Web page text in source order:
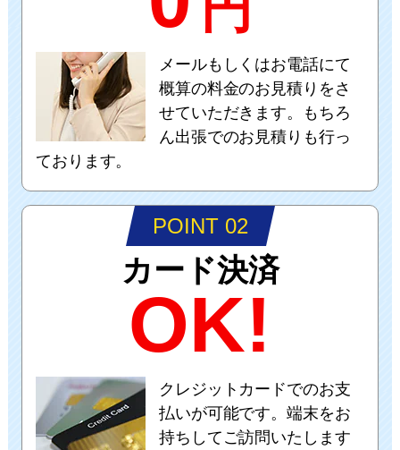
メールもしくはお電話にて
概算の料金のお見積りをさ
せていただきます。もちろ
ん出張でのお見積りも行っ
ております。
POINT 02
カード決済
OK!
クレジットカードでのお支
払いが可能です。端末をお
持ちしてご訪問いたします